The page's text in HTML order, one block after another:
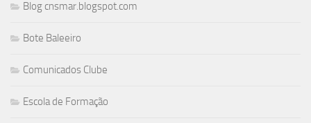
Blog cnsmar.blogspot.com
Bote Baleeiro
Comunicados Clube
Escola de Formação